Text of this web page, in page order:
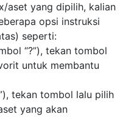
aset yang dipilih, kalian
opsi instruksi
seperti:
“?”), tekan tombol
untuk membantu
tekan tombol lalu pilih
yang akan